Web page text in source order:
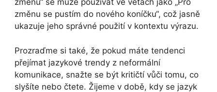
změnu“ se může používat ve větách jako „Pro
změnu se pustím do nového koníčku“, což jasně
ukazuje jeho správné použití v kontextu výrazu.
Prozraďme si také, že pokud máte tendenci
přejímat jazykové trendy z neformální
komunikace, snažte se být kritičtí vůči tomu, co
slyšíte nebo čtete. Žijeme v době, kdy se jazyk